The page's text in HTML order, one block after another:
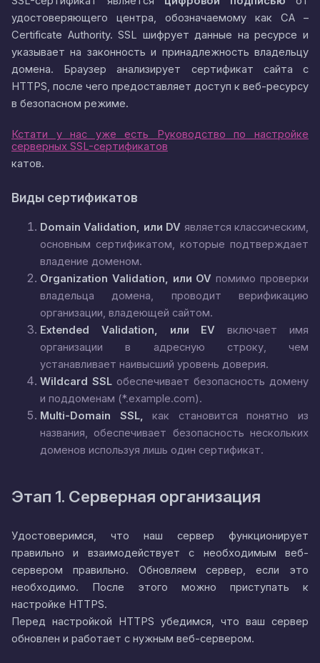
удостоверяющего центра, обозначаемому как CA –
Certificate Authority. SSL шифрует данные на ресурсе и
указывает на законность и принадлежность владельцу
домена. Браузер анализирует сертификат сайта с
HTTPS, после чего предоставляет доступ к веб-ресурсу
в безопасном режиме.
Кстати у нас уже есть Руководство по настройке
серверных SSL-сертификатов
катов.
Виды сертификатов
Domain Validation, или DV является классическим,
основным сертификатом, которые подтверждает
владение доменом.
Organization Validation, или OV помимо проверки
владельца домена, проводит верификацию
организации, владеющей сайтом.
Extended Validation, или EV включает имя
организации в адресную строку, чем
устанавливает наивысший уровень доверия.
Wildcard SSL обеспечивает безопасность домену
и поддоменам (*.example.com).
Multi-Domain SSL, как становится понятно из
названия, обеспечивает безопасность нескольких
доменов используя лишь один сертификат.
Этап 1. Серверная организация
Удостоверимся, что наш сервер функционирует
правильно и взаимодействует с необходимым веб-
сервером правильно. Обновляем сервер, если это
необходимо. После этого можно приступать к
настройке HTTPS.
Перед настройкой HTTPS убедимся, что ваш сервер
обновлен и работает с нужным веб-сервером.